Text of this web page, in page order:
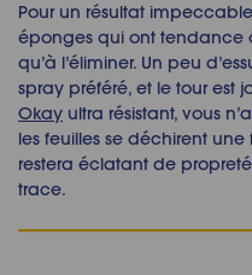
Pour un résultat
éponges qui ont tendance
qu’à l’éliminer. Un peu
spray préféré, et le tour est
Okay ultra résistant, vous
les feuilles se déchirent
restera éclatant de
trace.